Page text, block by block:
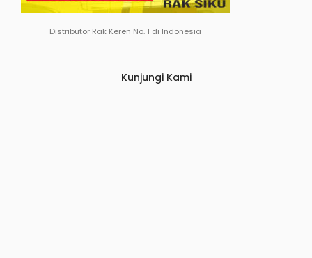
Distributor Rak Keren No. 1 di Indonesia
Kunjungi Kami